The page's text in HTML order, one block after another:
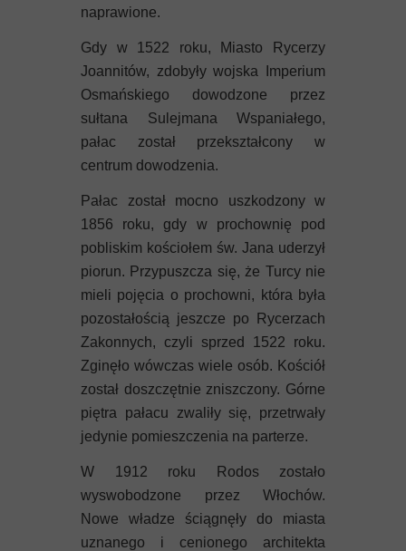
naprawione.
Gdy w 1522 roku, Miasto Rycerzy
Joannitów, zdobyły wojska Imperium
Osmańskiego dowodzone przez
sułtana Sulejmana Wspaniałego,
pałac został przekształcony w
centrum dowodzenia.
Pałac został mocno uszkodzony w
1856 roku, gdy w prochownię pod
pobliskim kościołem św. Jana uderzył
piorun. Przypuszcza się, że Turcy nie
mieli pojęcia o prochowni, która była
pozostałością jeszcze po Rycerzach
Zakonnych, czyli sprzed 1522 roku.
Zginęło wówczas wiele osób. Kościół
został doszczętnie zniszczony. Górne
piętra pałacu zwaliły się, przetrwały
jedynie pomieszczenia na parterze.
W 1912 roku Rodos zostało
wyswobodzone przez Włochów.
Nowe władze ściągnęły do miasta
uznanego i cenionego architekta